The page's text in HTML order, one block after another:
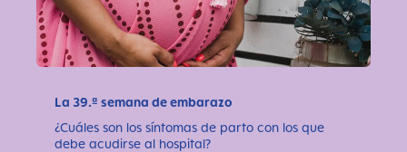
La 39.ª semana de embarazo
¿Cuáles son los síntomas de parto con los que
debe acudirse al hospital?